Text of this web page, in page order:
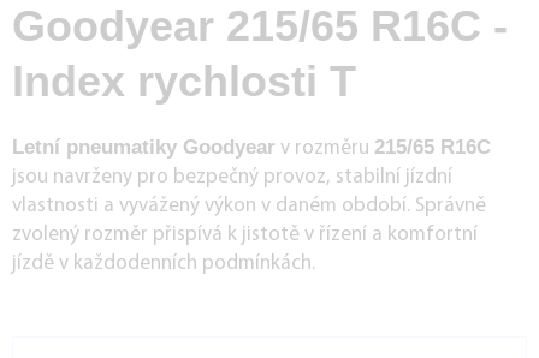
Goodyear 215/65 R16C -
Index rychlosti T
Letní pneumatiky Goodyear v rozměru 215/65 R16C
jsou navrženy pro bezpečný provoz, stabilní jízdní
vlastnosti a vyvážený výkon v daném období. Správně
zvolený rozměr přispívá k jistotě v řízení a komfortní
jízdě v každodenních podmínkách.